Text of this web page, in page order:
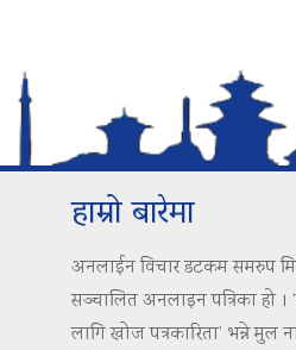
हाम्रो बारेमा
अनलाईन विचार डटकम समरुप
सञ्चालित अनलाइन पत्रिका हो
लागि खोज पत्रकारिता’ भन्ने मुल